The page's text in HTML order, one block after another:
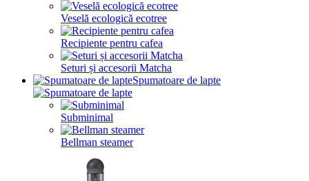
Veselă ecologică ecotree
Recipiente pentru cafea
Seturi și accesorii Matcha
Spumatoare de lapte
Subminimal
Bellman steamer